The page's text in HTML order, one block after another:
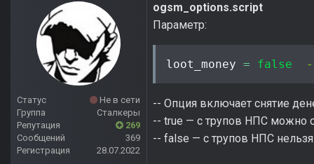
Статус
Не в сети
Группа
Сталкеры
Репутация
269
Сообщений
369
Регистрация
28.07.2022
ogsm_options.script
Параметр:
loot_money = false
-- Опция включает снятие
-- true — с трупов НПС можно
-- false — с трупов НПС